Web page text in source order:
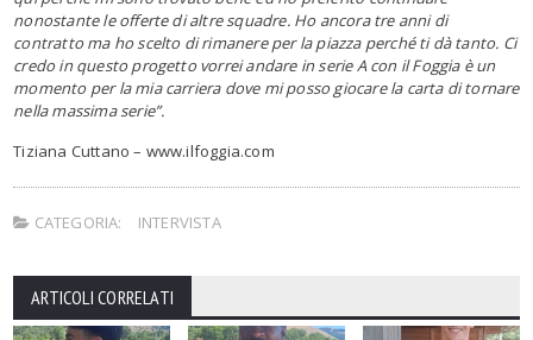
nonostante le offerte di altre squadre. Ho ancora tre anni di
contratto ma ho scelto di rimanere per la piazza perché ti dà tanto. Ci
credo in questo progetto vorrei andare in serie A con il Foggia è un
momento per la mia carriera dove mi posso giocare la carta di tornare
nella massima serie”.
Tiziana Cuttano – www.ilfoggia.com
CATEGORIA: INTERVISTA
ARTICOLI CORRELATI